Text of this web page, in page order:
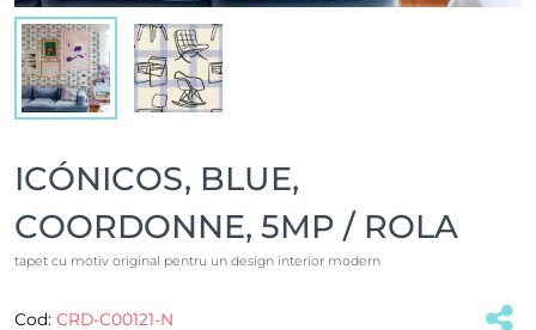
ICÓNICOS, BLUE,
COORDONNE, 5MP / ROLA
tapet cu motiv original pentru un design interior modern
Cod: CRD-C00121-N